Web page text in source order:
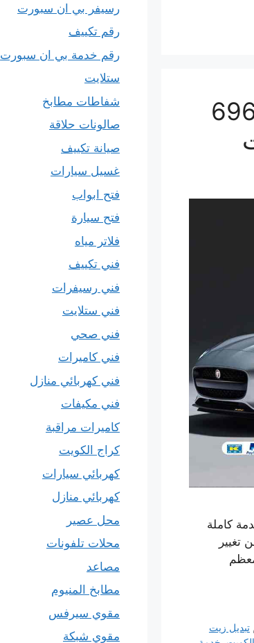
69622745
كاملة
تغيير
,تبديل زيت
رسيفر بي ان سبورت
رقم تكييف
رقم خدمة بي ان سبورت
ستلايت
شفاطات مطابخ
صالونات حلاقة
صيانة تكييف
غسيل سيارات
فتح ابواب
فتح سيارة
فلاتر مياه
فني تكييف
فني رسيفرات
فني ستلايت
فني صحي
فني كاميرات
فني كهربائي منازل
فني مكيفات
كاميرات مراقبة
كراج الكويت
كهربائي سيارات
كهربائي منازل
محل عصير
محلات تلفونات
مصاعد
مطابخ المنيوم
مقوي سيرفس
مقوي شبكة